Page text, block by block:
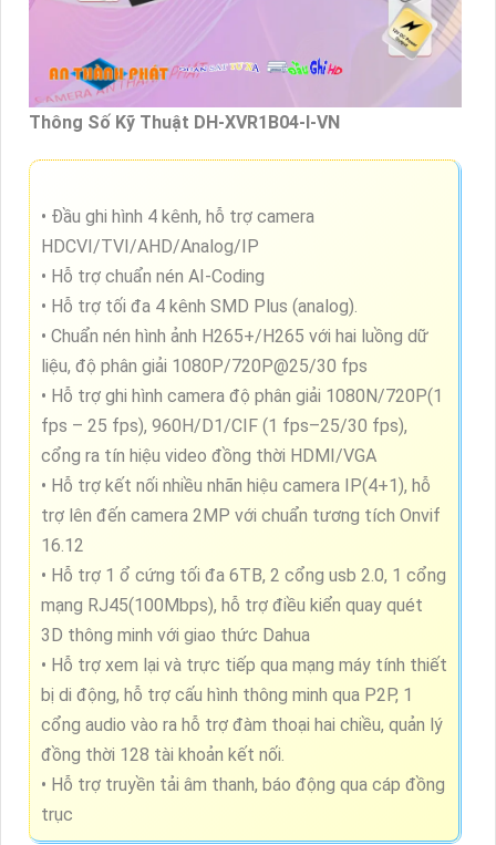
Thông Số Kỹ Thuật DH-XVR1B04-I-VN
• Đầu ghi hình 4 kênh, hỗ trợ camera
HDCVI/TVI/AHD/Analog/IP
• Hỗ trợ chuẩn nén AI-Coding
• Hỗ trợ tối đa 4 kênh SMD Plus (analog).
• Chuẩn nén hình ảnh H265+/H265 với hai luồng dữ
liệu, độ phân giải 1080P/720P@25/30 fps
• Hỗ trợ ghi hình camera độ phân giải 1080N/720P(1
fps – 25 fps), 960H/D1/CIF (1 fps–25/30 fps),
cổng ra tín hiệu video đồng thời HDMI/VGA
• Hỗ trợ kết nối nhiều nhãn hiệu camera IP(4+1), hỗ
trợ lên đến camera 2MP với chuẩn tương tích Onvif
16.12
• Hỗ trợ 1 ổ cứng tối đa 6TB, 2 cổng usb 2.0, 1 cổng
mạng RJ45(100Mbps), hỗ trợ điều kiển quay quét
3D thông minh với giao thức Dahua
• Hỗ trợ xem lại và trực tiếp qua mạng máy tính thiết
bị di động, hỗ trợ cấu hình thông minh qua P2P, 1
cổng audio vào ra hỗ trợ đàm thoại hai chiều, quản lý
đồng thời 128 tài khoản kết nối.
• Hỗ trợ truyền tải âm thanh, báo động qua cáp đồng
trục